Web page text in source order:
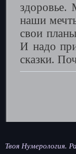
здоровье.
наши
свои
И надо
сказки.
Твоя Нумерология.